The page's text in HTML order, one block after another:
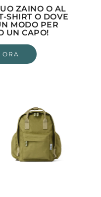
ZAINO O AL
SHIRT O DOVE
MODO PER
UN CAPO!
ORA